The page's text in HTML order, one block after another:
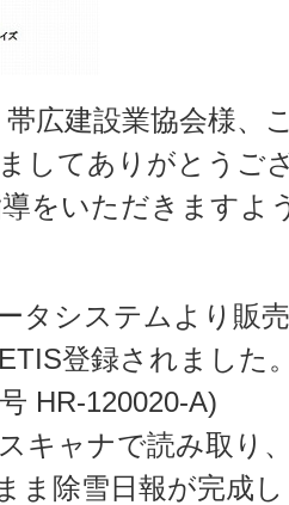
広建設業協会様、
してありがとうご
をいただきますよ
タシステムより販
登録されました
HR-120020-A)
キャナで読み取り
ま除雪日報が完成